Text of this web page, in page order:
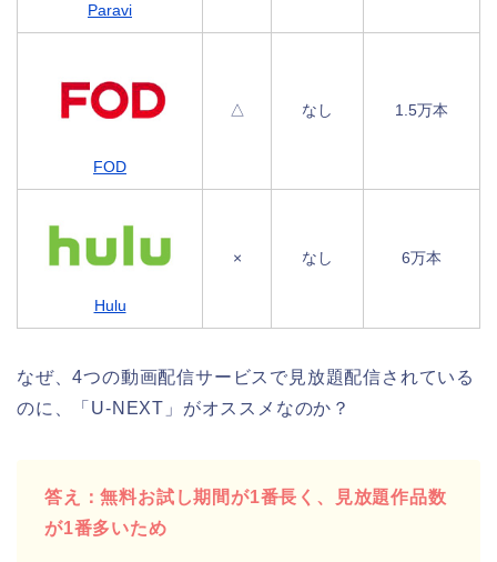
Paravi
FOD
△ なし 1.5万本
Hulu
× なし 6万本
なぜ、4つの動画配信サービスで見放題配信されている
のに、「U-NEXT」がオススメなのか？
答え：無料お試し期間が1番長く、見放題作品数
が1番多いため